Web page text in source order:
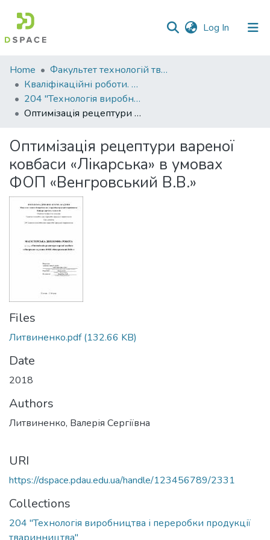
Log In (current)
Communities
&
Collections
Statistics
Home
Факультет технологій тваринництва та продовольства
Кваліфікаційні роботи. Факультет технологій тваринництва та продовольства
204 "Технологія виробництва і переробки продукції тваринництва"
Оптимізація рецептури вареної ковбаси «Лікарська» в умовах ФОП «Венгровський В.В.»
Оптимізація рецептури вареної
ковбаси «Лікарська» в умовах
ФОП «Венгровський В.В.»
Files
Литвиненко.pdf(132.66 KB)
Date
2018
Authors
Литвиненко, Валерія Сергіївна
URI
https://dspace.pdau.edu.ua/handle/123456789/2331
Collections
204 "Технологія виробництва і переробки продукції